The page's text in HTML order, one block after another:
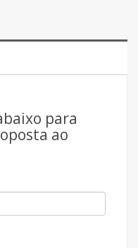
para
ao